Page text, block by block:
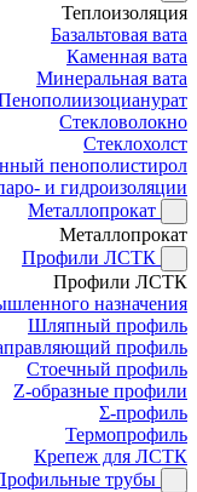
Теплоизоляция
Базальтовая вата
Каменная вата
Минеральная вата
Стекловолокно
Стеклохолст
пенополистирол
и гидроизоляции
Металлопрокат
Металлопрокат
Профили ЛСТК
Профили ЛСТК
назначения
Шляпный профиль
профиль
Стоечный профиль
Z-образные профили
Σ-профиль
Термопрофиль
Крепеж для ЛСТК
трубы